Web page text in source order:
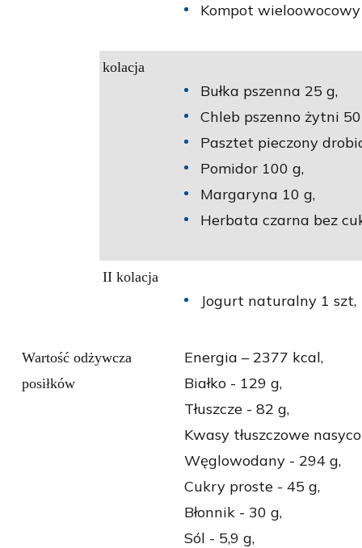
Kompot wieloowocowy
kolacja
Bułka pszenna 25 g,
Chleb pszenno żytni
Pasztet pieczony
Pomidor 100 g,
Margaryna 10 g,
Herbata czarna bez
II kolacja
Jogurt naturalny 1 szt,
Wartość odżywcza
posiłków
Energia – 2377 kcal,
Białko - 129 g,
Tłuszcze - 82 g,
Kwasy tłuszczowe
Węglowodany - 294 g,
Cukry proste - 45 g,
Błonnik - 30 g,
Sól - 5,9 g,